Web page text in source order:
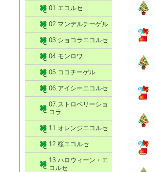
01.エコルセ
02.マンデルチーゲル
03.ショコラエコルセ
04.モンロワ
05.ココチーゲル
06.アイシーエコルセ
07.ストロベリーショ
コラ
11.オレンジエコルセ
12.桜エコルセ
13.ハロウィーン・エ
コルセ